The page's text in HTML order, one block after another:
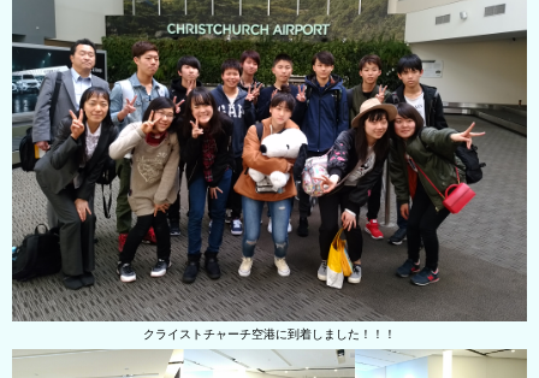
クライストチャーチ空港に到着しました！！！